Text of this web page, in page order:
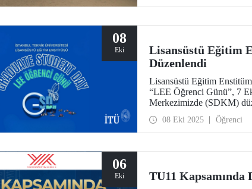
08
Eki
Lisansüstü Eğitim
Düzenlendi
Lisansüstü Eğitim
“LEE Öğrenci Günü”, 7
Merkezimizde (SDKM)
08 Eki 2025 Öğrenci
06
Eki TU11 Kapsamında